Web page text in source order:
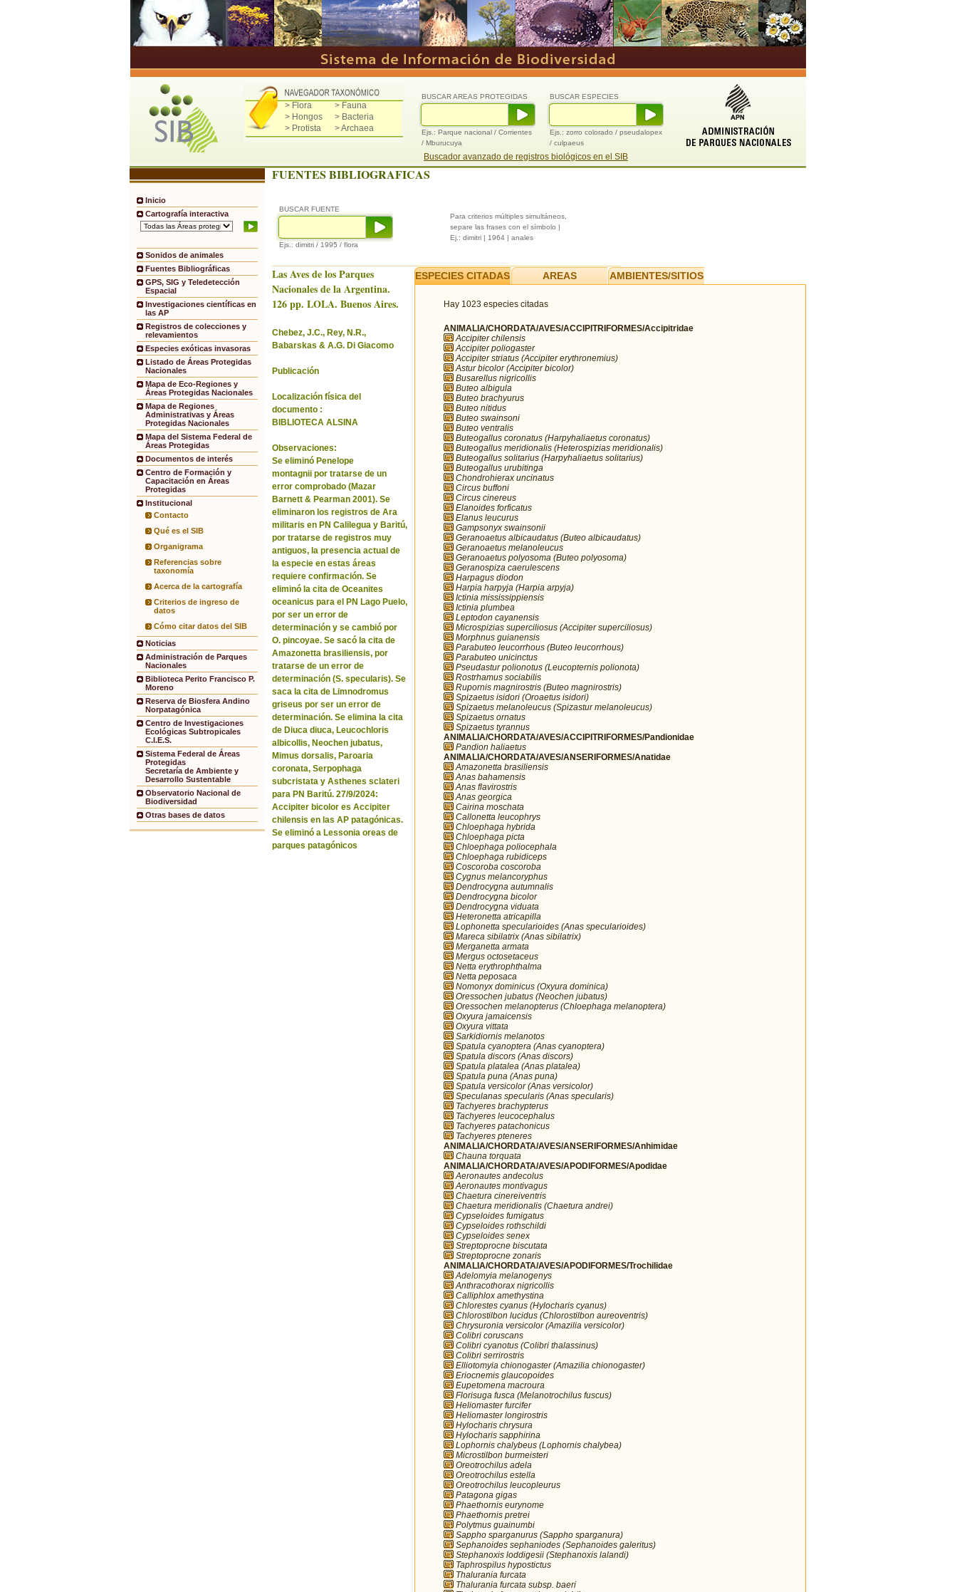
> Flora
> Fauna
> Hongos
> Bacteria
> Protista
> Archaea
BUSCAR ESPECIES
Ejs.: zorro colorado / pseudalopex
/ culpaeus
BUSCAR AREAS PROTEGIDAS
Ejs.: Parque nacional / Corrientes
/ Mburucuya
Buscador avanzado de registros biológicos en el SIB
Inicio
Cartografía interactiva
Sonidos de animales
Fuentes Bibliográficas
GPS, SIG y Teledetección
Espacial
Investigaciones científicas en
las AP
Registros de colecciones y
relevamientos
Especies exóticas invasoras
Listado de Áreas Protegidas
Nacionales
Mapa de Eco-Regiones y
Áreas Protegidas Nacionales
Mapa de Regiones
Administrativas y Áreas
Protegidas Nacionales
Mapa del Sistema Federal de
Áreas Protegidas
Documentos de interés
Centro de Formación y
Capacitación en Áreas
Protegidas
Institucional
Contacto
Qué es el SIB
Organigrama
Referencias sobre
taxonomía
Acerca de la cartografía
Criterios de ingreso de
datos
Cómo citar datos del SIB
Noticias
Administración de Parques
Nacionales
Biblioteca Perito Francisco P.
Moreno
Reserva de Biosfera Andino
Norpatagónica
Centro de Investigaciones
Ecológicas Subtropicales
C.I.E.S.
Sistema Federal de Áreas
Protegidas
Secretaría de Ambiente y
Desarrollo Sustentable
Observatorio Nacional de
Biodiversidad
Otras bases de datos
FUENTES BIBLIOGRAFICAS
BUSCAR FUENTE
Ejs.: dimitri / 1995 / flora
Para criterios múltiples simultáneos,
separe las frases con el símbolo |
Ej.: dimitri | 1964 | anales
Las Aves de los Parques
Nacionales de la Argentina.
126 pp. LOLA. Buenos Aires.
Chebez, J.C., Rey, N.R.,
Babarskas & A.G. Di Giacomo
Publicación
Localización física del
documento :
BIBLIOTECA ALSINA
Observaciones:
Se eliminó Penelope
montagnii por tratarse de un
error comprobado (Mazar
Barnett & Pearman 2001). Se
eliminaron los registros de Ara
militaris en PN Calilegua y Baritú,
por tratarse de registros muy
antiguos, la presencia actual de
la especie en estas áreas
requiere confirmación. Se
eliminó la cita de Oceanites
oceanicus para el PN Lago Puelo,
por ser un error de
determinación y se cambió por
O. pincoyae. Se sacó la cita de
Amazonetta brasiliensis, por
tratarse de un error de
determinación (S. specularis). Se
saca la cita de Limnodromus
griseus por ser un error de
determinación. Se elimina la cita
de Diuca diuca, Leucochloris
albicollis, Neochen jubatus,
Mimus dorsalis, Paroaria
coronata, Serpophaga
subcristata y Asthenes sclateri
para PN Baritú. 27/9/2024:
Accipiter bicolor es Accipiter
chilensis en las AP patagónicas.
Se eliminó a Lessonia oreas de
parques patagónicos
ESPECIES CITADAS AREAS AMBIENTES/SITIOS
Hay 1023 especies citadas
ANIMALIA/CHORDATA/AVES/ACCIPITRIFORMES/Accipitridae
Accipiter chilensis
Accipiter poliogaster
Accipiter striatus (Accipiter erythronemius)
Astur bicolor (Accipiter bicolor)
Busarellus nigricollis
Buteo albigula
Buteo brachyurus
Buteo nitidus
Buteo swainsoni
Buteo ventralis
Buteogallus coronatus (Harpyhaliaetus coronatus)
Buteogallus meridionalis (Heterospizias meridionalis)
Buteogallus solitarius (Harpyhaliaetus solitarius)
Buteogallus urubitinga
Chondrohierax uncinatus
Circus buffoni
Circus cinereus
Elanoides forficatus
Elanus leucurus
Gampsonyx swainsonii
Geranoaetus albicaudatus (Buteo albicaudatus)
Geranoaetus melanoleucus
Geranoaetus polyosoma (Buteo polyosoma)
Geranospiza caerulescens
Harpagus diodon
Harpia harpyja (Harpia arpyja)
Ictinia mississippiensis
Ictinia plumbea
Leptodon cayanensis
Microspizias superciliosus (Accipiter superciliosus)
Morphnus guianensis
Parabuteo leucorrhous (Buteo leucorrhous)
Parabuteo unicinctus
Pseudastur polionotus (Leucopternis polionota)
Rostrhamus sociabilis
Rupornis magnirostris (Buteo magnirostris)
Spizaetus isidori (Oroaetus isidori)
Spizaetus melanoleucus (Spizastur melanoleucus)
Spizaetus ornatus
Spizaetus tyrannus
ANIMALIA/CHORDATA/AVES/ACCIPITRIFORMES/Pandionidae
Pandion haliaetus
ANIMALIA/CHORDATA/AVES/ANSERIFORMES/Anatidae
Amazonetta brasiliensis
Anas bahamensis
Anas flavirostris
Anas georgica
Cairina moschata
Callonetta leucophrys
Chloephaga hybrida
Chloephaga picta
Chloephaga poliocephala
Chloephaga rubidiceps
Coscoroba coscoroba
Cygnus melancoryphus
Dendrocygna autumnalis
Dendrocygna bicolor
Dendrocygna viduata
Heteronetta atricapilla
Lophonetta specularioides (Anas specularioides)
Mareca sibilatrix (Anas sibilatrix)
Merganetta armata
Mergus octosetaceus
Netta erythrophthalma
Netta peposaca
Nomonyx dominicus (Oxyura dominica)
Oressochen jubatus (Neochen jubatus)
Oressochen melanopterus (Chloephaga melanoptera)
Oxyura jamaicensis
Oxyura vittata
Sarkidiornis melanotos
Spatula cyanoptera (Anas cyanoptera)
Spatula discors (Anas discors)
Spatula platalea (Anas platalea)
Spatula puna (Anas puna)
Spatula versicolor (Anas versicolor)
Speculanas specularis (Anas specularis)
Tachyeres brachypterus
Tachyeres leucocephalus
Tachyeres patachonicus
Tachyeres pteneres
ANIMALIA/CHORDATA/AVES/ANSERIFORMES/Anhimidae
Chauna torquata
ANIMALIA/CHORDATA/AVES/APODIFORMES/Apodidae
Aeronautes andecolus
Aeronautes montivagus
Chaetura cinereiventris
Chaetura meridionalis (Chaetura andrei)
Cypseloides fumigatus
Cypseloides rothschildi
Cypseloides senex
Streptoprocne biscutata
Streptoprocne zonaris
ANIMALIA/CHORDATA/AVES/APODIFORMES/Trochilidae
Adelomyia melanogenys
Anthracothorax nigricollis
Calliphlox amethystina
Chlorestes cyanus (Hylocharis cyanus)
Chlorostilbon lucidus (Chlorostilbon aureoventris)
Chrysuronia versicolor (Amazilia versicolor)
Colibri coruscans
Colibri cyanotus (Colibri thalassinus)
Colibri serrirostris
Elliotomyia chionogaster (Amazilia chionogaster)
Eriocnemis glaucopoides
Eupetomena macroura
Florisuga fusca (Melanotrochilus fuscus)
Heliomaster furcifer
Heliomaster longirostris
Hylocharis chrysura
Hylocharis sapphirina
Lophornis chalybeus (Lophornis chalybea)
Microstilbon burmeisteri
Oreotrochilus adela
Oreotrochilus estella
Oreotrochilus leucopleurus
Patagona gigas
Phaethornis eurynome
Phaethornis pretrei
Polytmus guainumbi
Sappho sparganurus (Sappho sparganura)
Sephanoides sephaniodes (Sephanoides galeritus)
Stephanoxis loddigesii (Stephanoxis lalandi)
Taphrospilus hypostictus
Thalurania furcata
Thalurania furcata subsp. baeri